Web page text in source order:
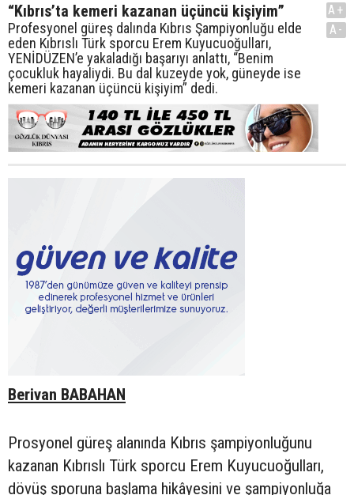
“Kıbrıs’ta kemeri kazanan üçüncü kişiyim”
Profesyonel güreş dalında Kıbrıs Şampiyonluğu elde
eden Kıbrıslı Türk sporcu Erem Kuyucuoğulları,
YENİDÜZEN’e yakaladığı başarıyı anlattı, “Benim
çocukluk hayaliydi. Bu dal kuzeyde yok, güneyde ise
kemeri kazanan üçüncü kişiyim” dedi.
A+
A-
Berivan BABAHAN
Prosyonel güreş alanında Kıbrıs şampiyonluğunu
kazanan Kıbrıslı Türk sporcu Erem Kuyucuoğulları,
dövüş sporuna başlama hikâyesini ve şampiyonluğa